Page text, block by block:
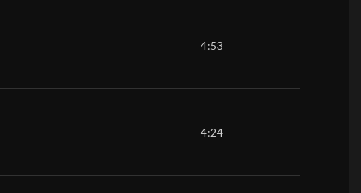
4:53
4:24